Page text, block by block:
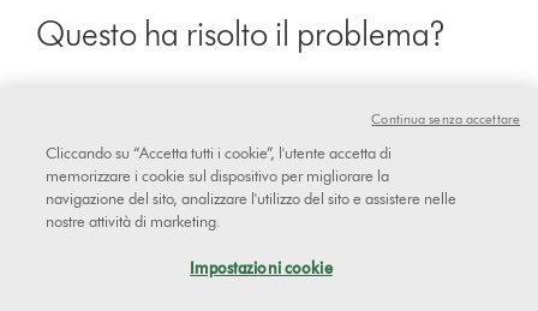
Questo ha risolto il problema?
No
Cliccando su “Accetta tutti i cookie”, l'utente accetta di
memorizzare i cookie sul dispositivo per migliorare la
navigazione del sito, analizzare l'utilizzo del sito e assistere nelle
nostre attività di marketing.
Impostazioni cookie
Continua senza accettare